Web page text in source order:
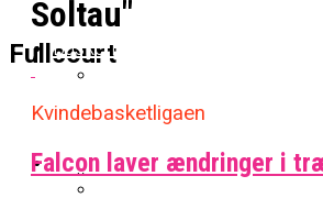
Fullcourt
Basketligaen
Officielt: Vejen Gafler
NBA
Soltau"
Kvindebasketligaen
Falcon laver ændringer i